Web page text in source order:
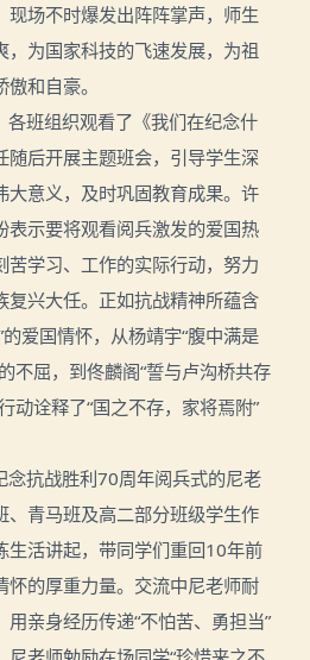
现场不时爆发出阵阵掌声，师生
，为国家科技的飞速发展，为祖
和自豪。
各班组织观看了《我们在纪念什
随后开展主题班会，引导学生深
大意义，及时巩固教育成果。许
表示要将观看阅兵激发的爱国热
苦学习、工作的实际行动，努力
复兴大任。正如抗战精神所蕴含
爱国情怀，从杨靖宇“腹中满是
不屈，到佟麟阁“誓与卢沟桥共存
动诠释了“国之不存，家将焉附”
念抗战胜利70周年阅兵式的尼老
、青马班及高二部分班级学生作
生活讲起，带同学们重回10年前
怀的厚重力量。交流中尼老师耐
亲身经历传递“不怕苦、勇担当”